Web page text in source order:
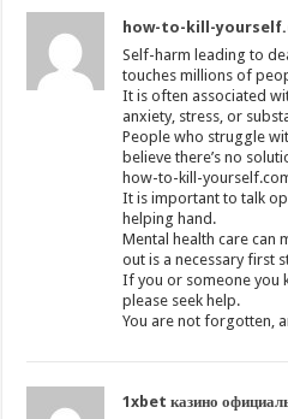
how-to-kill-
Self-harm leading to
touches millions of
It is often associated
anxiety, stress, or
People who struggle
believe there’s no
how-to-kill-
It is important to talk
helping hand.
Mental health care can
out is a necessary first
If you or someone you
please seek help.
You are not forgotten,
1xbet казино